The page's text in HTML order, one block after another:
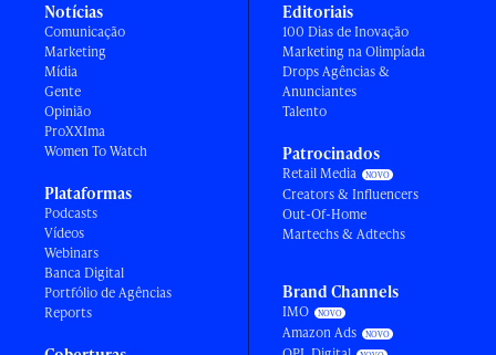
Notícias
Comunicação
Marketing
Mídia
Gente
Opinião
ProXXIma
Women To Watch
Plataformas
Podcasts
Vídeos
Webinars
Banca Digital
Portfólio de Agências
Reports
Editoriais
100 Dias de Inovação
Marketing na Olimpíada
Drops Agências &
Anunciantes
Talento
Patrocinados
Retail Media
Creators & Influencers
Out-Of-Home
Martechs & Adtechs
Brand Channels
IMO
Amazon Ads